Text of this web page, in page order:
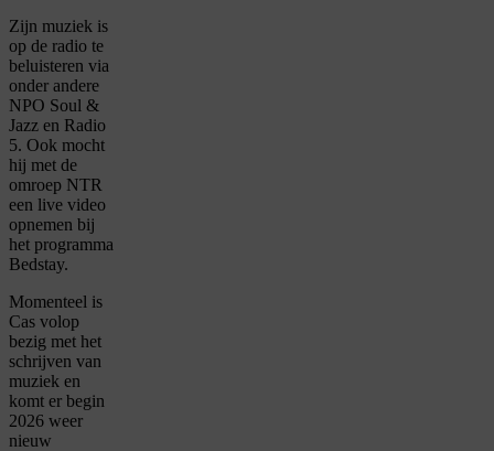
Zijn muziek is
op de radio te
beluisteren via
onder andere
NPO Soul &
Jazz en Radio
5. Ook mocht
hij met de
omroep NTR
een live video
opnemen bij
het programma
Bedstay.
Momenteel is
Cas volop
bezig met het
schrijven van
muziek en
komt er begin
2026 weer
nieuw